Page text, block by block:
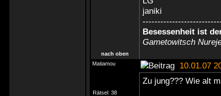
janiki
Besessenheit ist
Gametowitsch
nach oben
Matiamou
10.01.07
Rätsel: 38
Zu jung??? Wie alt